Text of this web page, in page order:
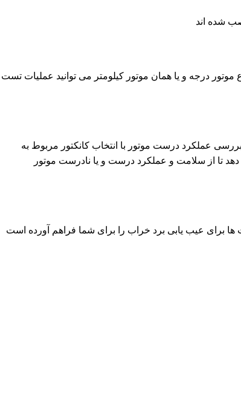
درجه و یا همان موتور کیلومتر می توانید عملیات تست
عملکرد درست موتور با انتخاب کانکتور مربوط به
تا از سلامت و عملکرد درست و یا نادرست موتور
ها برای عیب یابی برد خراب را برای شما فراهم آورده است